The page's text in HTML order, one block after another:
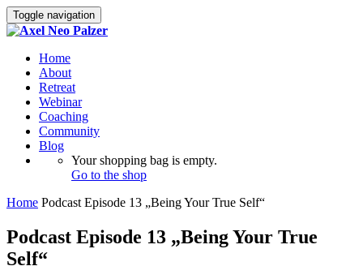
Toggle navigation
Home
About
Retreat
Webinar
Coaching
Community
Blog
Your shopping bag is empty.
Go to the shop
Home Podcast Episode 13 „Being Your True Self“
Podcast Episode 13 „Being Your True
Self“